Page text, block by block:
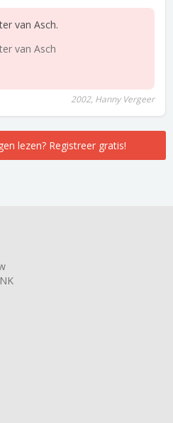
van Asch.
van Asch
2002, Hanny Vergeer
lezen? Registreer gratis!